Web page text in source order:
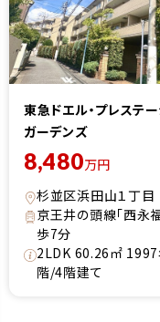
東急ドエル・プレステ
ガーデンズ
8,480万円
杉並区浜田山１丁目
京王井の頭線「西永
歩7分
2LDK 60.26㎡
階/4階建て